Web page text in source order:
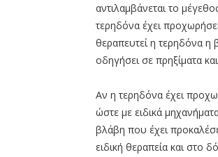
αντιλαμβάνεται το
τερηδόνα έχει
θεραπευτεί η τερηδόνα η
οδηγήσει σε πρηξίματα
Αν η τερηδόνα έχει
ώστε με ειδικά
βλάβη που έχει
ειδική θεραπεία και στο